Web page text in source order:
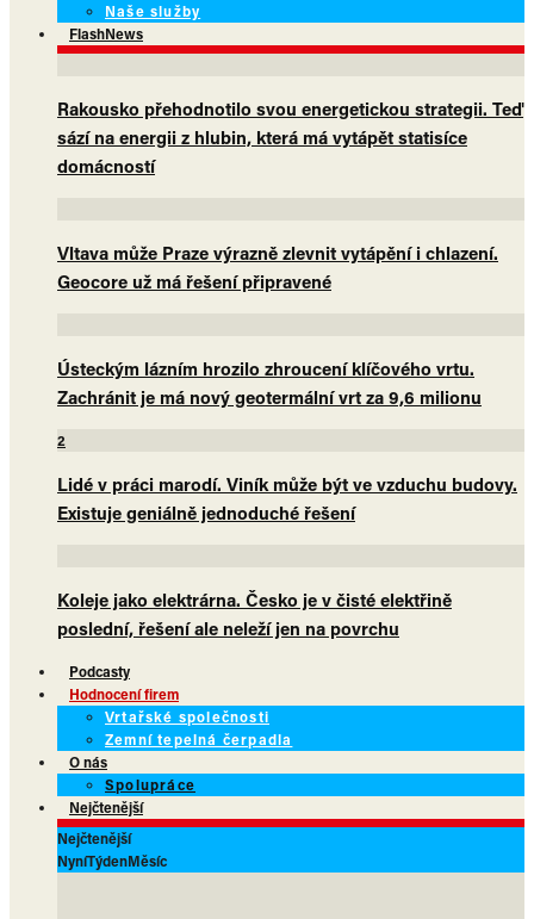
Naše služby
FlashNews
Rakousko přehodnotilo svou energetickou strategii. Teď
sází na energii z hlubin, která má vytápět statisíce
domácností
Vltava může Praze výrazně zlevnit vytápění i chlazení.
Geocore už má řešení připravené
Ústeckým lázním hrozilo zhroucení klíčového vrtu.
Zachránit je má nový geotermální vrt za 9,6 milionu
2
Lidé v práci marodí. Viník může být ve vzduchu budovy.
Existuje geniálně jednoduché řešení
Koleje jako elektrárna. Česko je v čisté elektřině
poslední, řešení ale neleží jen na povrchu
Podcasty
Hodnocení firem
Vrtařské společnosti
Zemní tepelná čerpadla
O nás
Spolupráce
Nejčtenější
Nejčtenější
NyníTýdenMěsíc